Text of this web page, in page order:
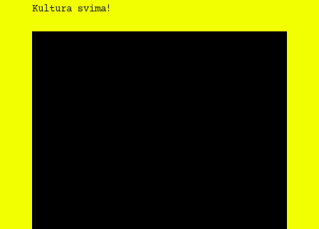
Kultura svima!